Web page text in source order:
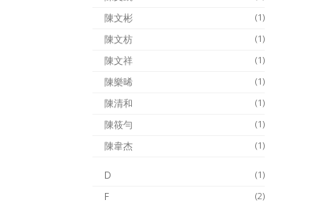
(1)
陳文彬
(1)
陳文枋
(1)
陳文祥
(1)
陳樂晞
(1)
陳清和
(1)
陳筱勻
(1)
陳韋杰
(1)
D
(2)
F